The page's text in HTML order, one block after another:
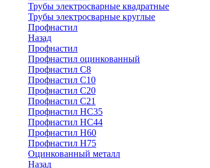
Трубы электросварные квадратные
Трубы электросварные круглые
Профнастил
Назад
Профнастил
Профнастил оцинкованный
Профнастил С8
Профнастил С10
Профнастил С20
Профнастил С21
Профнастил НС35
Профнастил НС44
Профнастил Н60
Профнастил Н75
Оцинкованный металл
Назад